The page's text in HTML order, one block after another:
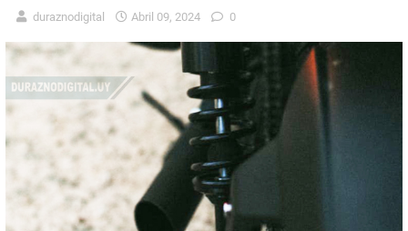
duraznodigital Abril 09, 2024 0